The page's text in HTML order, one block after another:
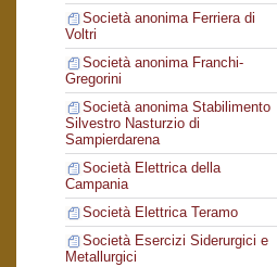
Società anonima Ferriera di
Voltri
Società anonima Franchi-
Gregorini
Società anonima Stabilimento
Silvestro Nasturzio di
Sampierdarena
Società Elettrica della
Campania
Società Elettrica Teramo
Società Esercizi Siderurgici e
Metallurgici